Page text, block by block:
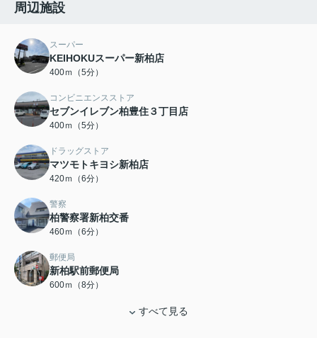
周辺施設
スーパー
KEIHOKUスーパー新柏店
400ｍ（5分）
コンビニエンスストア
セブンイレブン柏豊住３丁目店
400ｍ（5分）
ドラッグストア
マツモトキヨシ新柏店
420ｍ（6分）
警察
柏警察署新柏交番
460ｍ（6分）
郵便局
新柏駅前郵便局
600ｍ（8分）
すべて見る